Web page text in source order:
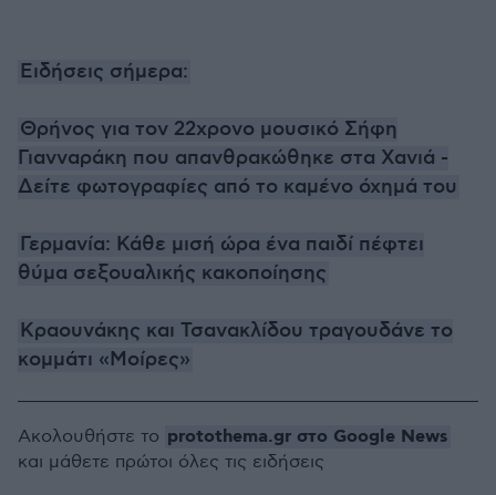
Ειδήσεις σήμερα:
Θρήνος για τον 22χρονο μουσικό Σήφη
Γιανναράκη που απανθρακώθηκε στα Χανιά -
Δείτε φωτογραφίες από το καμένο όχημά του
Γερμανία: Κάθε μισή ώρα ένα παιδί πέφτει
θύμα σεξουαλικής κακοποίησης
Κραουνάκης και Τσανακλίδου τραγουδάνε το
κομμάτι «Μοίρες»
Ακολουθήστε το protothema.gr στο Google News
και μάθετε πρώτοι όλες τις ειδήσεις